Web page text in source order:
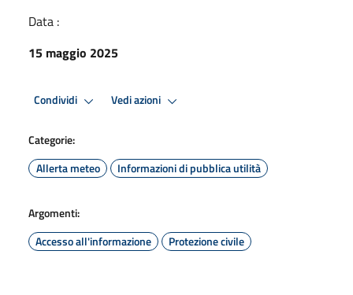
Data :
15 maggio 2025
Condividi Vedi azioni
Categorie:
Allerta meteo
Informazioni di pubblica utilità
Argomenti:
Accesso all'informazione
Protezione civile